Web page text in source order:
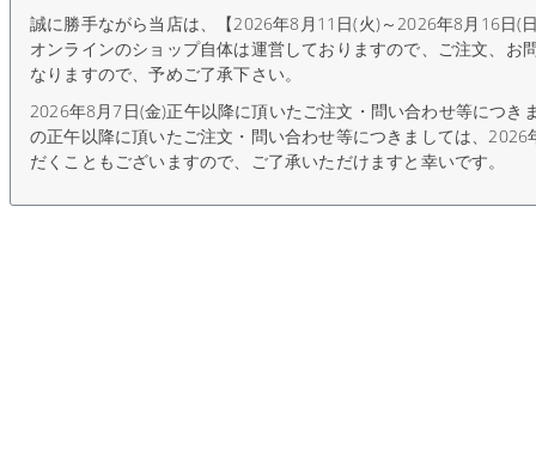
誠に勝手ながら当店は、【2026年8月11日(火)～2026年8月16日(
オンラインのショップ自体は運営しておりますので、ご注文、
なりますので、予めご了承下さい。
2026年8月7日(金)正午以降に頂いたご注文・問い合わせ等につ
の正午以降に頂いたご注文・問い合わせ等につきましては、
だくこともございますので、ご了承いただけますと幸いです。